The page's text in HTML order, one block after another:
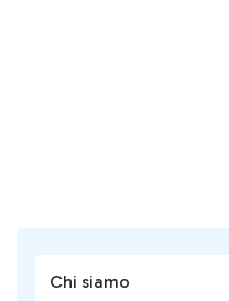
Chi siamo